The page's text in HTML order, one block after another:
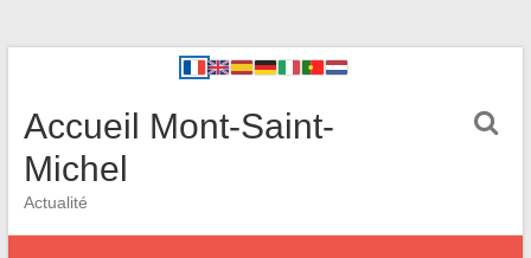
Accueil Mont-Saint-
Michel
Actualité